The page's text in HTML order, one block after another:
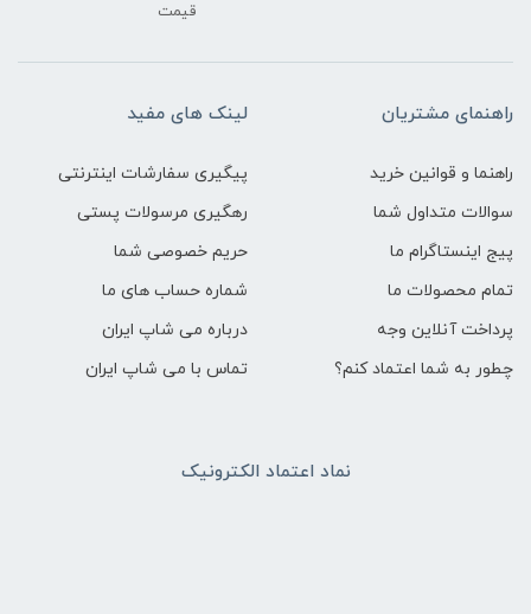
قیمت
راهنمای مشتریان
راهنما و قوانین خرید
سوالات متداول شما
پیج اینستاگرام ما
تمام محصولات ما
پرداخت آنلاین وجه
چطور به شما اعتماد کنم؟
لینک های مفید
پیگیری سفارشات اینترنتی
رهگیری مرسولات پستی
حریم خصوصی شما
شماره حساب های ما
درباره می شاپ ایران
تماس با می شاپ ایران
نماد اعتماد الکترونیک